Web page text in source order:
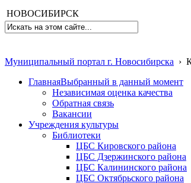
НОВОСИБИРСК
Муниципальный портал г. Новосибирска ›
ГлавнаяВыбранный в данный момент
Независимая оценка качества
Обратная связь
Вакансии
Учреждения культуры
Библиотеки
ЦБС Кировского района
ЦБС Дзержинского района
ЦБС Калининского района
ЦБС Октябрьского района